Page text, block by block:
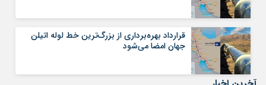
قرارداد بهره‌برداری از بزرگ‌ترین خط لوله اتیلن
جهان امضا می‌شود